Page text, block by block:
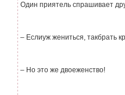
Один приятель спрашивает
– Еслиуж жениться, такбрать
– Но это же двоеженство!